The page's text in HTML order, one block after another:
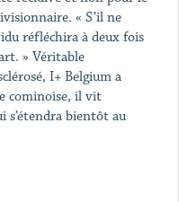
« S’il ne
réfléchira à deux fois
» Véritable
I+ Belgium a
cominoise, il vit
s’étendra bientôt au